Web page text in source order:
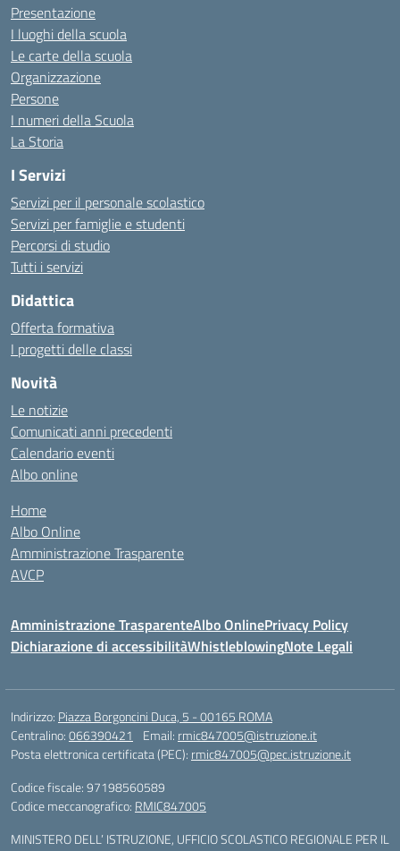
Presentazione
I luoghi della scuola
Le carte della scuola
Organizzazione
Persone
I numeri della Scuola
La Storia
I Servizi
Servizi per il personale scolastico
Servizi per famiglie e studenti
Percorsi di studio
Tutti i servizi
Didattica
Offerta formativa
I progetti delle classi
Novità
Le notizie
Comunicati anni precedenti
Calendario eventi
Albo online
Home
Albo Online
Amministrazione Trasparente
AVCP
Amministrazione TrasparenteAlbo OnlinePrivacy Policy
Dichiarazione di accessibilitàWhistleblowingNote Legali
Indirizzo: Piazza Borgoncini Duca, 5 - 00165 ROMA
Centralino:066390421 Email: rmic847005@istruzione.it
Posta elettronica certificata (PEC): rmic847005@pec.istruzione.it
Codice fiscale: 97198560589
Codice meccanografico: RMIC847005
MINISTERO DELL’ ISTRUZIONE, UFFICIO SCOLASTICO REGIONALE PER IL